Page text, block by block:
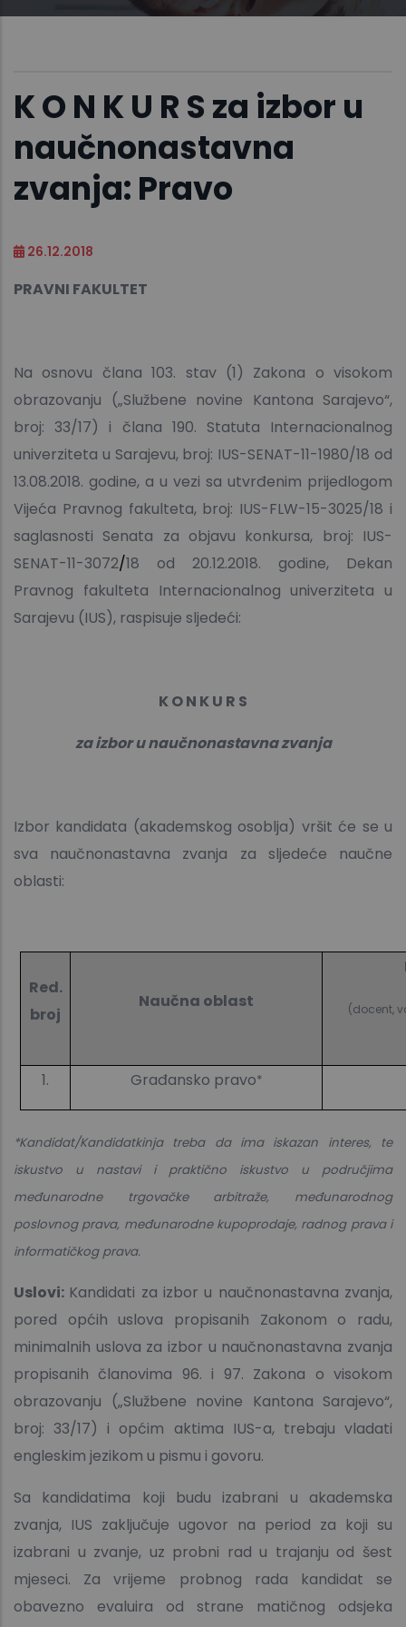
K O N K U R S za izbor u
naučnonastavna
zvanja: Pravo
26.12.2018
PRAVNI FAKULTET
Na osnovu člana 103. stav (1) Zakona o visokom
obrazovanju („Službene novine Kantona Sarajevo“,
broj: 33/17) i člana 190. Statuta Internacionalnog
univerziteta u Sarajevu, broj: IUS-SENAT-11-1980/18 od
13.08.2018. godine, a u vezi sa utvrđenim prijedlogom
Vijeća Pravnog fakulteta, broj: IUS-FLW-15-3025/18i
saglasnosti Senata za objavu konkursa, broj: IUS-
SENAT-11-3072/18 od 20.12.2018. godine, Dekan
Pravnog fakulteta Internacionalnog univerziteta u
Sarajevu (IUS), raspisuje sljedeći:
K O N K U R S
za izbor u naučnonastavna zvanja
Izbor kandidata (akademskog osoblja) vršit će se u
sva naučnonastavna zvanja za sljedeće naučne
oblasti:
Red.
broj
Naučna oblast (docent,
1. Građansko pravo*
*Kandidat/Kandidatkinja treba da ima iskazan interes, te
iskustvo u nastavi i praktično iskustvo u područjima
međunarodne trgovačke arbitraže, međunarodnog
poslovnog prava, međunarodne kupoprodaje, radnog prava i
informatičkog prava.
Uslovi: Kandidati za izbor u naučnonastavna zvanja,
pored općih uslova propisanih Zakonom o radu,
minimalnih uslova za izbor u naučnonastavna zvanja
propisanih članovima 96. i 97. Zakona o visokom
obrazovanju („Službene novine Kantona Sarajevo“,
broj: 33/17) i općim aktima IUS-a, trebaju vladati
engleskim jezikom u pismu i govoru.
Sa kandidatima koji budu izabrani u akademska
zvanja, IUS zaključuje ugovor na period za koji su
izabrani u zvanje, uz probni rad u trajanju od šest
mjeseci. Za vrijeme probnog rada kandidat se
obavezno evaluira od strane matičnog odsjeka